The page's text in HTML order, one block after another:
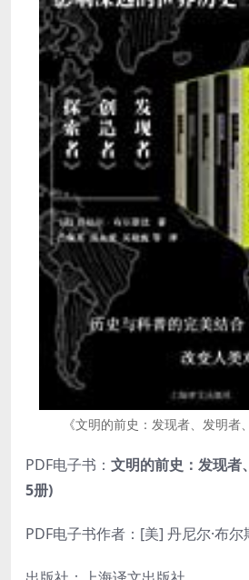
《文明的前史：发现者、发明者
PDF电子书： 文明的前史：发现者
5册)
PDF电子书作者：[美] 丹尼尔·布尔